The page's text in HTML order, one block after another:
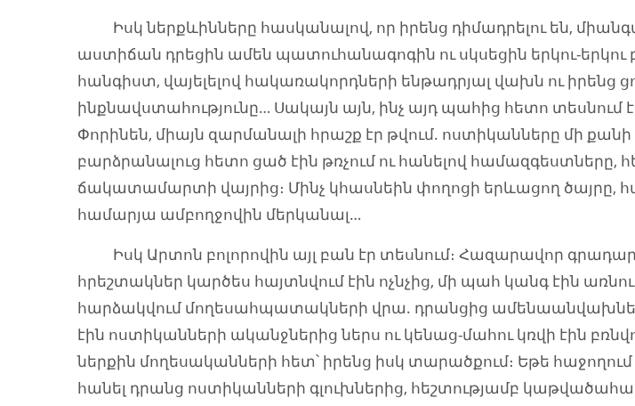
Իսկ ներքևինները հասկանալով, որ իրենց դիմադրելու են,
աստիճան դրեցին ամեն պատուհանագոգին ու սկսեցին երկու-երկու
հանգիստ, վայելելով հակառակորդների ենթադրյալ վախն ու իրենց
ինքնավստահությունը… Սակայն այն, ինչ այդ պահից հետո տեսնում
Փորինեն, միայն զարմանալի հրաշք էր թվում. ոստիկանները մի
բարձրանալուց հետո ցած էին թռչում ու հանելով համազգեստները,
ճակատամարտի վայրից։ Մինչ կհասնեին փողոցի երևացող ծայրը,
համարյա ամբողջովին մերկանալ…
Իսկ Արտոն բոլորովին այլ բան էր տեսնում։ Հազարավոր
հրեշտակներ կարծես հայտնվում էին ոչնչից, մի պահ կանգ էին
հարձակվում մողեսահպատակների վրա. դրանցից
էին ոստիկանների ականջներից ներս ու կենաց-մահու կռվի էին
ներքին մողեսականների հետ՝ իրենց իսկ տարածքում։ Եթե հաջողում
հանել դրանց ոստիկանների գլուխներից, հեշտությամբ